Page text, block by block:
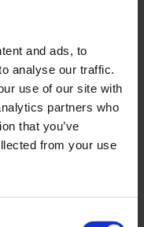
and ads, to
analyse our traffic.
use of our site with
partners who
that you’ve
from your use
il
degli eroi
provincia
della musica